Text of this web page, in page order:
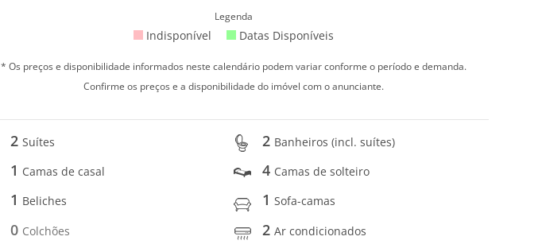
Legenda
Indisponível Datas Disponíveis
* Os preços e disponibilidade informados neste calendário podem variar conforme o período e demanda.
Confirme os preços e a disponibilidade do imóvel com o anunciante.
2Suítes 2 Banheiros (incl. suítes)
1 Camas de casal 4 Camas de solteiro
1 Beliches 1Sofa-camas
0 Colchões 2Ar condicionados